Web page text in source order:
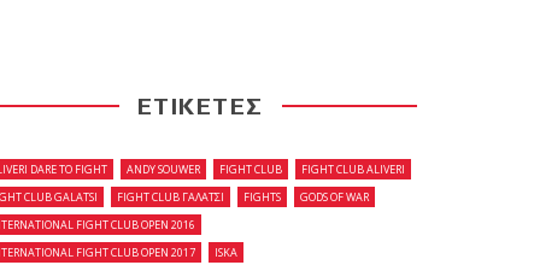
ΕΤΙΚΕΤΕΣ
DARE TO FIGHT ANDY SOUWER FIGHT CLUB
FIGHT CLUB ALIVERI
CLUB GALATSI
FIGHT CLUB ΓΑΛΑΤΣΙ FIGHTS
GODS OF WAR
FIGHT CLUB OPEN 2016
FIGHT CLUB OPEN 2017
ISKA